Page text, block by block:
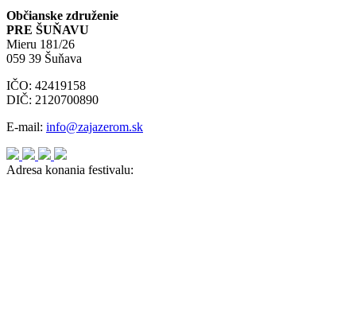
Občianske združenie
PRE ŠUŇAVU
Mieru 181/26
059 39 Šuňava
IČO: 42419158
DIČ: 2120700890
E-mail: info@zajazerom.sk
Adresa konania festivalu: